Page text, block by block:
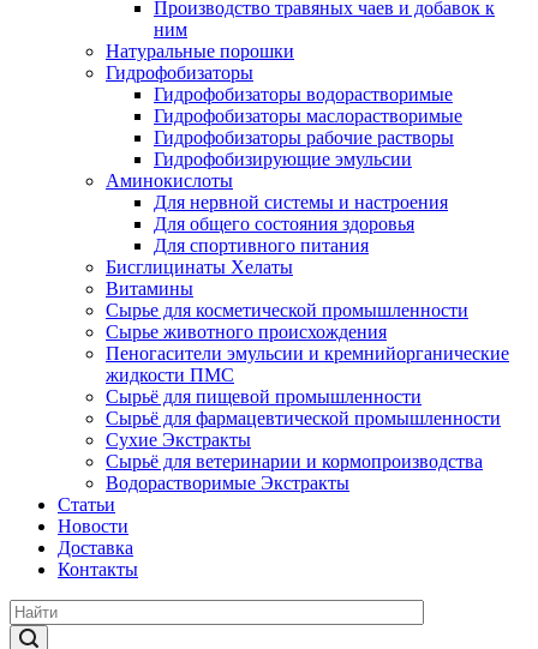
Производство травяных чаев и добавок к
ним
Натуральные порошки
Гидрофобизаторы
Гидрофобизаторы водорастворимые
Гидрофобизаторы маслорастворимые
Гидрофобизаторы рабочие растворы
Гидрофобизирующие эмульсии
Аминокислоты
Для нервной системы и настроения
Для общего состояния здоровья
Для спортивного питания
Бисглицинаты Хелаты
Витамины
Сырье для косметической промышленности
Сырье животного происхождения
Пеногасители эмульсии и кремнийорганические
жидкости ПМС
Сырьё для пищевой промышленности
Сырьё для фармацевтической промышленности
Сухие Экстракты
Сырьё для ветеринарии и кормопроизводства
Водорастворимые Экстракты
Статьи
Новости
Доставка
Контакты